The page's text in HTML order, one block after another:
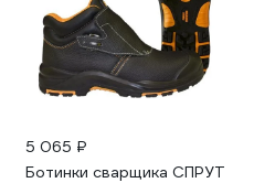
5 065 ₽
Ботинки сварщика СПРУТ